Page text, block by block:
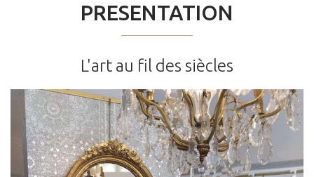
PRESENTATION
L'art au fil des siècles